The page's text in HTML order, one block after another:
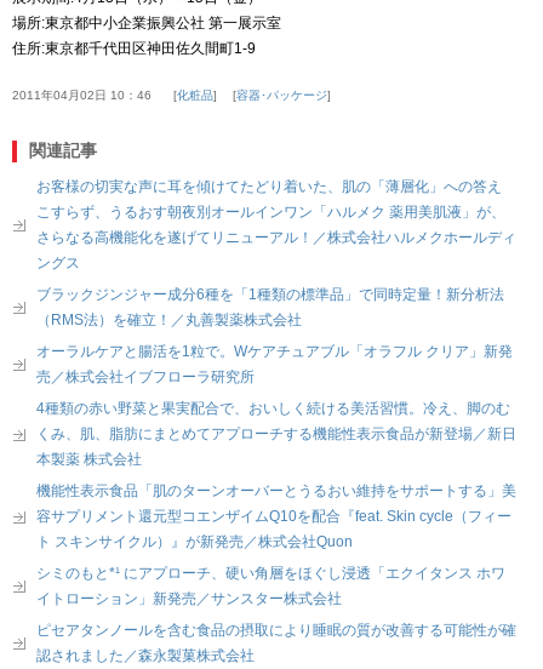
場所:東京都中小企業振興公社 第一展示室
住所:東京都千代田区神田佐久間町1-9
2011年04月02日 10：46 化粧品 容器･パッケージ
関連記事
お客様の切実な声に耳を傾けてたどり着いた、肌の「薄層化」への答え
こすらず、うるおす朝夜別オールインワン「ハルメク 薬用美肌液」が、
さらなる高機能化を遂げてリニューアル！／株式会社ハルメクホールディ
ングス
ブラックジンジャー成分6種を「1種類の標準品」で同時定量！新分析法
（RMS法）を確立！／丸善製薬株式会社
オーラルケアと腸活を1粒で。Wケアチュアブル「オラフル クリア」新発
売／株式会社イブフローラ研究所
4種類の赤い野菜と果実配合で、おいしく続ける美活習慣。冷え、脚のむ
くみ、肌、脂肪にまとめてアプローチする機能性表示食品が新登場／新日
本製薬 株式会社
機能性表示食品「肌のターンオーバーとうるおい維持をサポートする」美
容サプリメント還元型コエンザイムQ10を配合『feat. Skin cycle（フィー
ト スキンサイクル）』が新発売／株式会社Quon
シミのもと*¹ にアプローチ、硬い角層をほぐし浸透「エクイタンス ホワ
イトローション」新発売／サンスター株式会社
ピセアタンノールを含む食品の摂取により睡眠の質が改善する可能性が確
認されました／森永製菓株式会社